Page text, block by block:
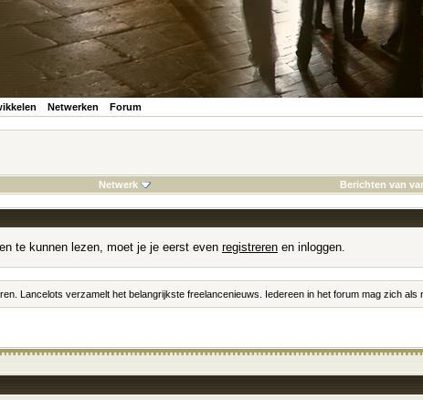
Netwerken Forum
Netwerk Berichten van
te kunnen lezen, moet je je eerst even registreren en inloggen.
Lancelots verzamelt het belangrijkste freelancenieuws. Iedereen in het forum mag zich als